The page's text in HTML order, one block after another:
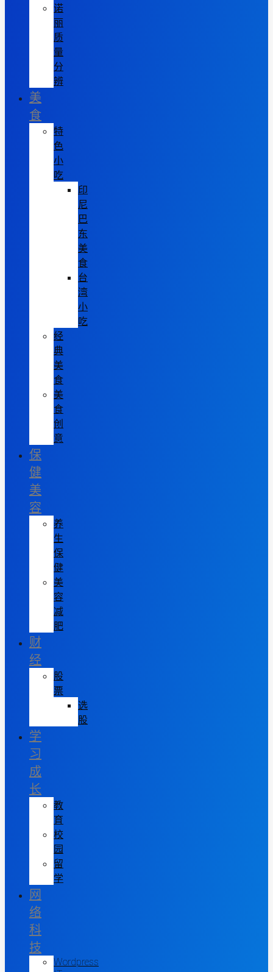
诺
丽
质
量
分
辨
美
食
特
色
小
吃
印
尼
巴
东
美
食
台
湾
小
吃
经
典
美
食
美
食
创
意
保
健
美
容
养
生
保
健
美
容
减
肥
财
经
股
票
选
股
学
习
成
长
教
育
校
园
留
学
网
络
科
技
Wordpress